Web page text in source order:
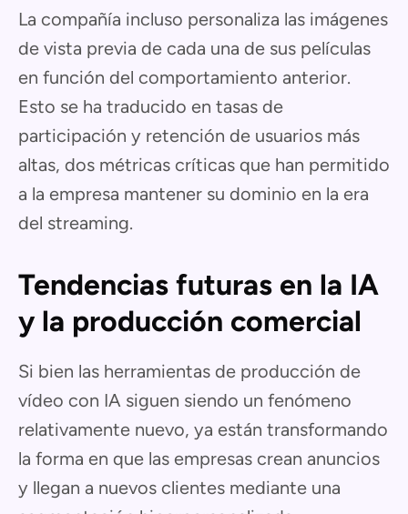
La compañía incluso personaliza las imágenes
de vista previa de cada una de sus películas
en función del comportamiento anterior.
Esto se ha traducido en tasas de
participación y retención de usuarios más
altas, dos métricas críticas que han permitido
a la empresa mantener su dominio en la era
del streaming.
Tendencias futuras en la IA
y la producción comercial
Si bien las herramientas de producción de
vídeo con IA siguen siendo un fenómeno
relativamente nuevo, ya están transformando
la forma en que las empresas crean anuncios
y llegan a nuevos clientes mediante una